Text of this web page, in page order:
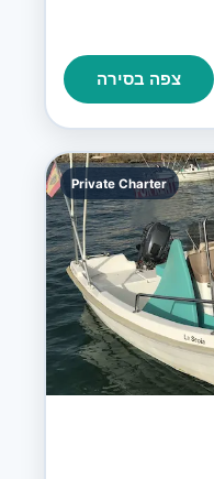
צפה בסירה
Private Charter